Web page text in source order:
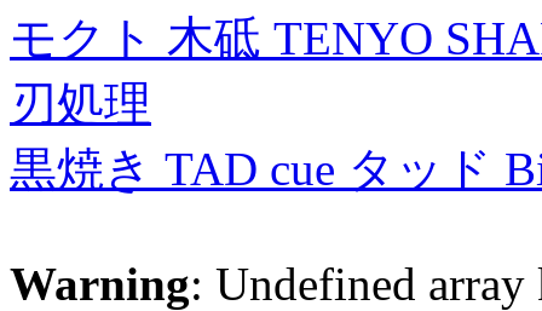
モクト 木砥 TENYO
刃処理
黒焼き TAD cue タッド
Warning: Undefined